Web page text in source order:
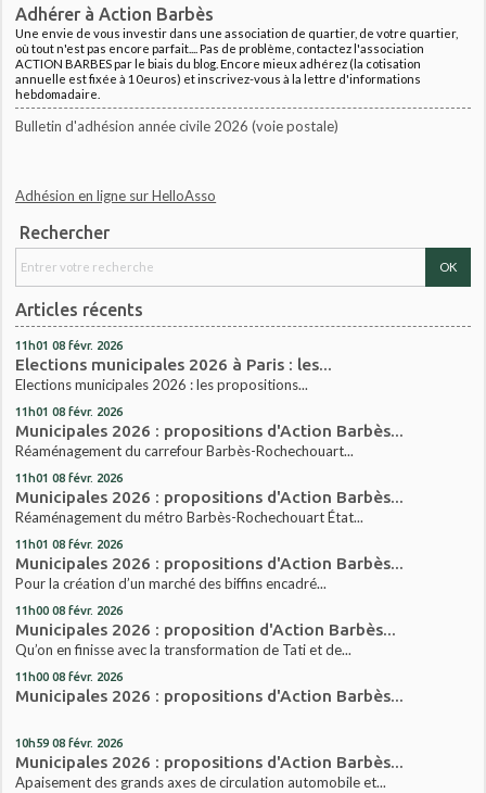
Adhérer à Action Barbès
Une envie de vous investir dans une association de quartier, de votre quartier,
où tout n'est pas encore parfait.... Pas de problème, contactez l'association
ACTION BARBES par le biais du blog. Encore mieux adhérez (la cotisation
annuelle est fixée à 10euros) et inscrivez-vous à la lettre d'informations
hebdomadaire.
Bulletin d'adhésion année civile 2026 (voie postale)
Adhésion en ligne sur HelloAsso
Rechercher
Articles récents
11h01 08 févr. 2026
Elections municipales 2026 à Paris : les...
Elections municipales 2026 : les propositions...
11h01 08 févr. 2026
Municipales 2026 : propositions d'Action Barbès...
Réaménagement du carrefour Barbès-Rochechouart...
11h01 08 févr. 2026
Municipales 2026 : propositions d'Action Barbès...
Réaménagement du métro Barbès-Rochechouart État...
11h01 08 févr. 2026
Municipales 2026 : propositions d'Action Barbès...
Pour la création d’un marché des biffins encadré...
11h00 08 févr. 2026
Municipales 2026 : proposition d'Action Barbès...
Qu’on en finisse avec la transformation de Tati et de...
11h00 08 févr. 2026
Municipales 2026 : propositions d'Action Barbès...
10h59 08 févr. 2026
Municipales 2026 : propositions d'Action Barbès...
Apaisement des grands axes de circulation automobile et...